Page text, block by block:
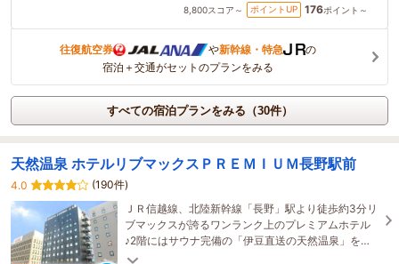
8,800スコア～ ポイントUP 176ポイント～
往復航空券 や新幹線・特急
の
宿泊＋交通がセットのプランをみる
すべての宿泊プランをみる（30件）
天然温泉 ホテルリブマックスＰＲＥＭＩＵＭ長野駅前
4.0
(190件)
ＪＲ信越線、北陸新幹線「長野」駅より徒歩約3分リ
ブマックスが誇るワンランク上のプレミアムホテル
♪2階にはサウナ完備の「伊豆直送の天然温泉」をご
用意。ごゆっくりとお寛ぎ下さい。